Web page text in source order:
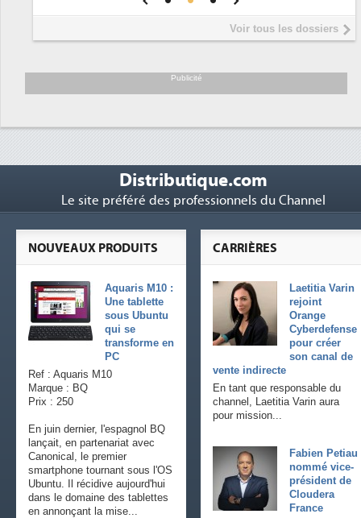
Interview de Fabrice Coquio,
président de Digital Realty...
soutient les...
Voir tous les dossiers
Publicité
Distributique.com
Le site préféré des professionnels du Channel
CARRIÈRES
Laetitia Varin
rejoint
Orange
Cyberdefense
pour créer
son canal de
vente indirecte
En tant que responsable du
channel, Laetitia Varin aura
pour mission...
Fabien Petiau
nommé vice-
président de
Cloudera
France
NOUVEAUX PRODUITS
Aquaris M10 :
Une tablette
sous Ubuntu
qui se
transforme en
PC
Ref : Aquaris M10
Marque : BQ
Prix : 250
En juin dernier, l'espagnol BQ
lançait, en partenariat avec
Canonical, le premier
smartphone tournant sous l'OS
Ubuntu. Il récidive aujourd'hui
dans le domaine des tablettes
en annonçant la mise...